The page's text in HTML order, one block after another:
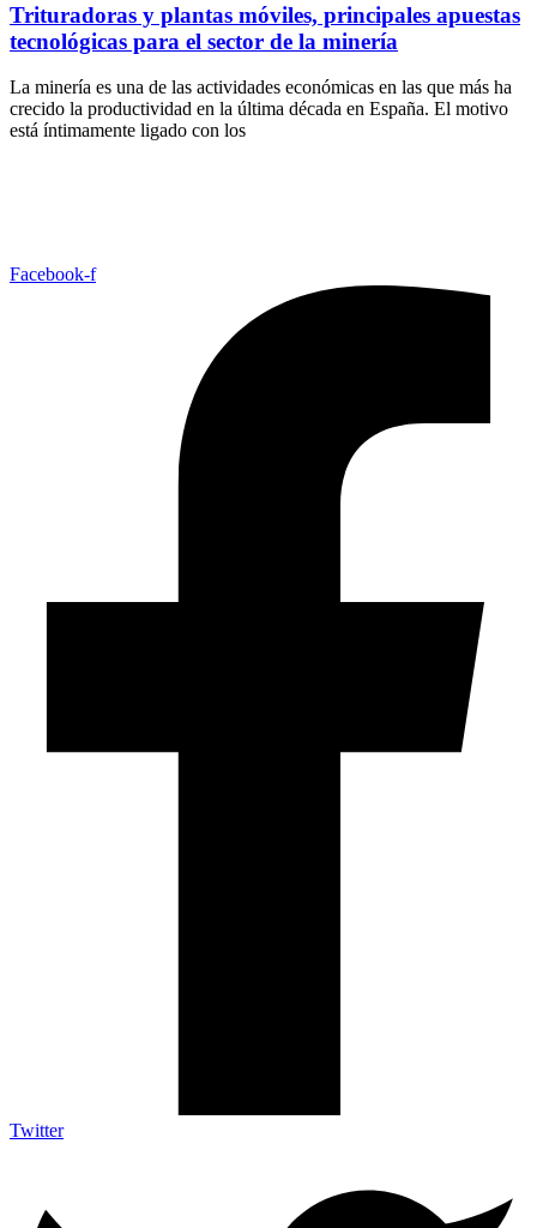
Trituradoras y plantas móviles, principales apuestas
tecnológicas para el sector de la minería
La minería es una de las actividades económicas en las que más ha
crecido la productividad en la última década en España. El motivo
está íntimamente ligado con los
Facebook-f
Twitter